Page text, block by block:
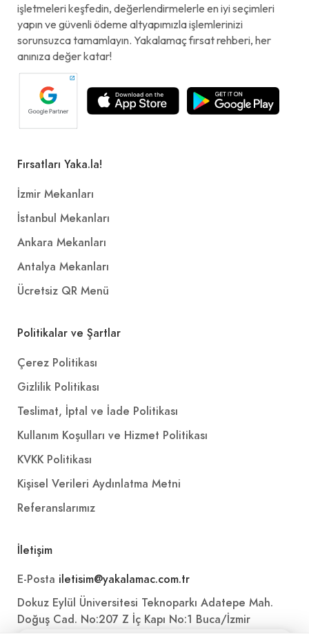
işletmeleri keşfedin, değerlendirmelerle en iyi seçimleri
yapın ve güvenli ödeme altyapımızla işlemlerinizi
sorunsuzca tamamlayın. Yakalamaç fırsat rehberi, her
anınıza değer katar!
Fırsatları Yaka.la!
İzmir Mekanları
İstanbul Mekanları
Ankara Mekanları
Antalya Mekanları
Ücretsiz QR Menü
Politikalar ve Şartlar
Çerez Politikası
Gizlilik Politikası
Teslimat, İptal ve İade Politikası
Kullanım Koşulları ve Hizmet Politikası
KVKK Politikası
Kişisel Verileri Aydınlatma Metni
Referanslarımız
İletişim
E-Posta iletisim@yakalamac.com.tr
Dokuz Eylül Üniversitesi Teknoparkı Adatepe Mah.
Doğuş Cad. No:207 Z İç Kapı No:1 Buca/İzmir